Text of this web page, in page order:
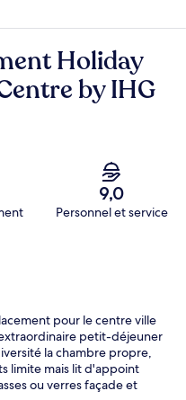
Holiday
by IHG
9,0
Personnel et service
pour le centre ville
petit-déjeuner
la chambre propre,
limite mais lit d'appoint
ou verres façade et